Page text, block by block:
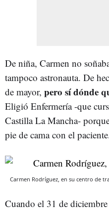
De niña, Carmen no
tampoco astronauta. De
de mayor, pero sí dónde
Eligió Enfermería -que
Castilla La Mancha-
pie de cama con el
Carmen Rodríguez, en su centro de
Cuando el 31 de